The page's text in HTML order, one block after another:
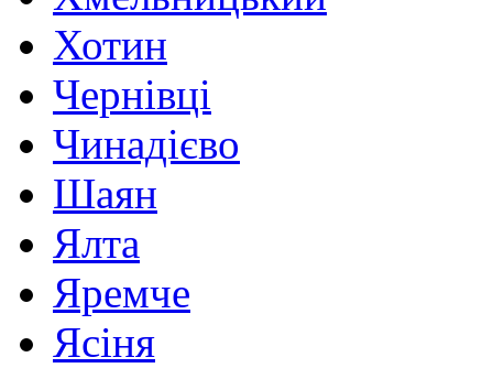
Хотин
Чернівці
Чинадієво
Шаян
Ялта
Яремче
Ясіня